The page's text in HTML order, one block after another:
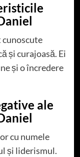
cunoscute
și curajoasă. Ei
și o încredere
ale
cu numele
și liderismul.